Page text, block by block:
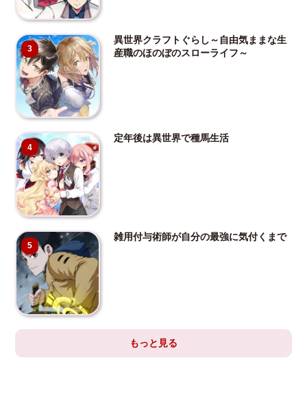
3
異世界クラフトぐらし～自由気ままな生
産職のほのぼのスローライフ～
4
定年後は異世界で種馬生活
5
雑用付与術師が自分の最強に気付くまで
もっと見る